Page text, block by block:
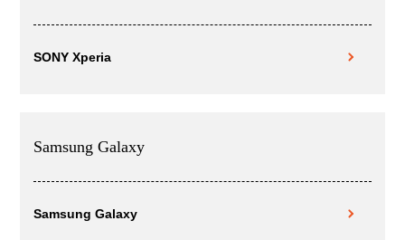
SONY Xperia
Samsung Galaxy
Samsung Galaxy